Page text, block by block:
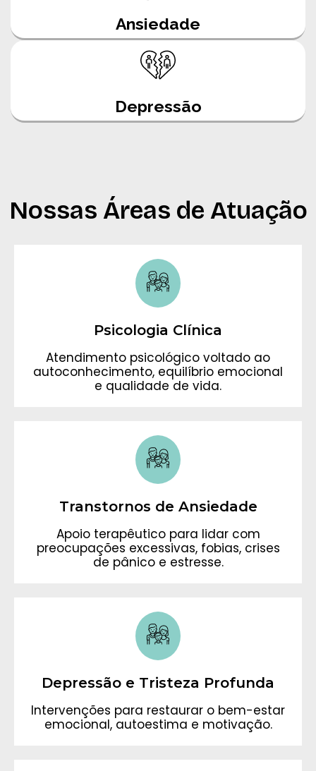
Ansiedade
Depressão
Nossas Áreas de Atuação
Psicologia Clínica
Atendimento psicológico voltado ao
autoconhecimento, equilíbrio emocional
e qualidade de vida.
Transtornos de Ansiedade
Apoio terapêutico para lidar com
preocupações excessivas, fobias, crises
de pânico e estresse.
Depressão e Tristeza Profunda
Intervenções para restaurar o bem-estar
emocional, autoestima e motivação.